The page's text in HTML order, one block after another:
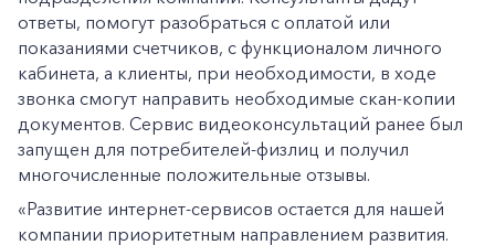
ответы, помогут разобраться с оплатой или
показаниями счетчиков, с функционалом личного
кабинета, а клиенты, при необходимости, в ходе
звонка смогут направить необходимые скан-копии
документов. Сервис видеоконсультаций ранее был
запущен для потребителей-физлиц и получил
многочисленные положительные отзывы.
«Развитие интернет-сервисов остается для нашей
компании приоритетным направлением развития.